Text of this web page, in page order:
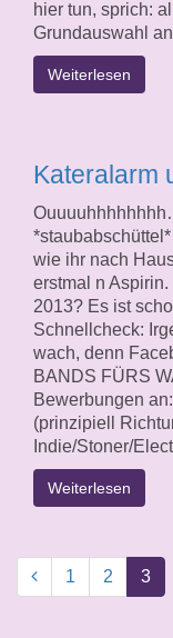
hier tun, sprich:
Grundauswahl
Weiterlesen
Kateralarm
wie ihr nach
erstmal n
2013? Es ist
Schnellcheck:
wach, denn
BANDS FÜRS
Bewerbungen
(prinzipiell
Indie/Stoner/
Weiterlesen
1 2 3